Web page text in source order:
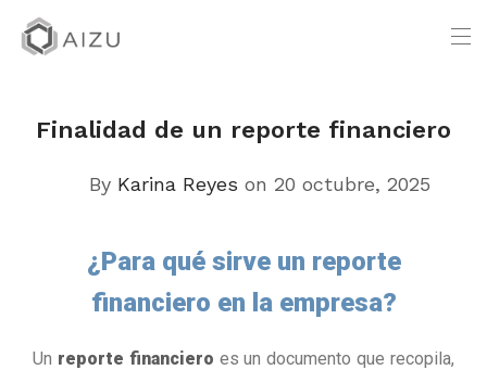
Finalidad de un reporte financiero
By Karina Reyes on 20 octubre, 2025
¿Para qué sirve un reporte
financiero en la empresa?
Un reporte financiero es un documento que recopila,